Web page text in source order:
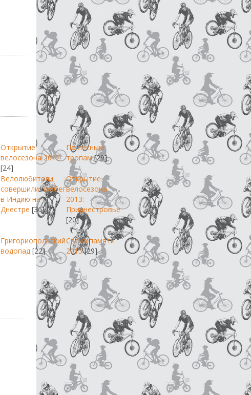
Открытие
велосезона 2012
[24]
По лесным
тропам [29]
Велолюбители
совершили пробег
в Индию на
Днестре [36]
Открытие
велосезона
2013:
Приднестровье
[20]
Григориопольский
водопад [22]
Свеча памяти
2013 [29]